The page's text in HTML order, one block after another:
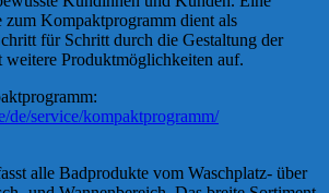
zum Kompaktprogramm dient als
für Schritt durch die Gestaltung der
weitere Produktmöglichkeiten auf.
de/service/kompaktprogramm/
alle Badprodukte vom Waschplatz- über